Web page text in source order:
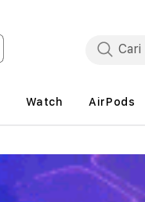
Watch AirPods